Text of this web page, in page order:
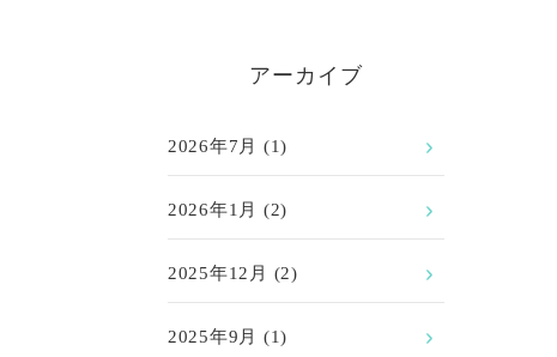
アーカイブ
2026年7月 (1)
2026年1月 (2)
2025年12月 (2)
2025年9月 (1)